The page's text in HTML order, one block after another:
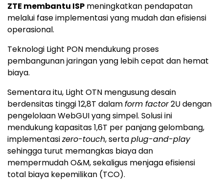
ZTE membantu ISP meningkatkan pendapatan
melalui fase implementasi yang mudah dan efisiensi
operasional.
Teknologi Light PON mendukung proses
pembangunan jaringan yang lebih cepat dan hemat
biaya.
Sementara itu, Light OTN mengusung desain
berdensitas tinggi 12,8T dalamform factor2U dengan
pengelolaan WebGUI yang simpel. Solusi ini
mendukung kapasitas 1,6T per panjang gelombang,
implementasizero-touch, sertaplug-and-play
sehingga turut memangkas biaya dan
mempermudah O&M, sekaligus menjaga efisiensi
total biaya kepemilikan (TCO).